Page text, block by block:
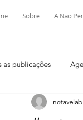
Sobre A Não
as publicações
Aldeia do Mato e Souto